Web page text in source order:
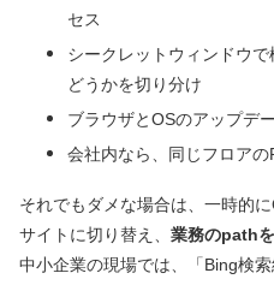
セス
シークレットウィンドウ
どうかを切り分け
ブラウザとOSのアップデ
会社内なら、同じフロア
それでもダメな場合は、一時的
サイトに切り替え、 業務のpath
中小企業の現場では、「Bing検